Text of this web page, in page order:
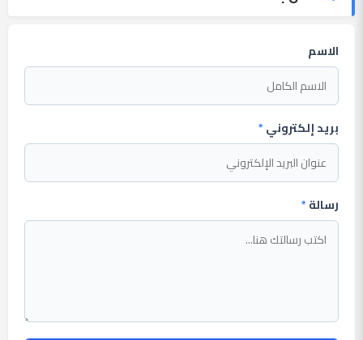
الاسم
بريد إلكتروني*
رسالة*